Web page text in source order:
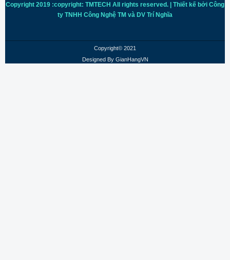
Copyright 2019 :copyright: TMTECH All rights reserved. | Thiết kế bởi Công
ty TNHH Công Nghệ TM và DV Trí Nghĩa
Copyright© 2021
Designed By GianHangVN